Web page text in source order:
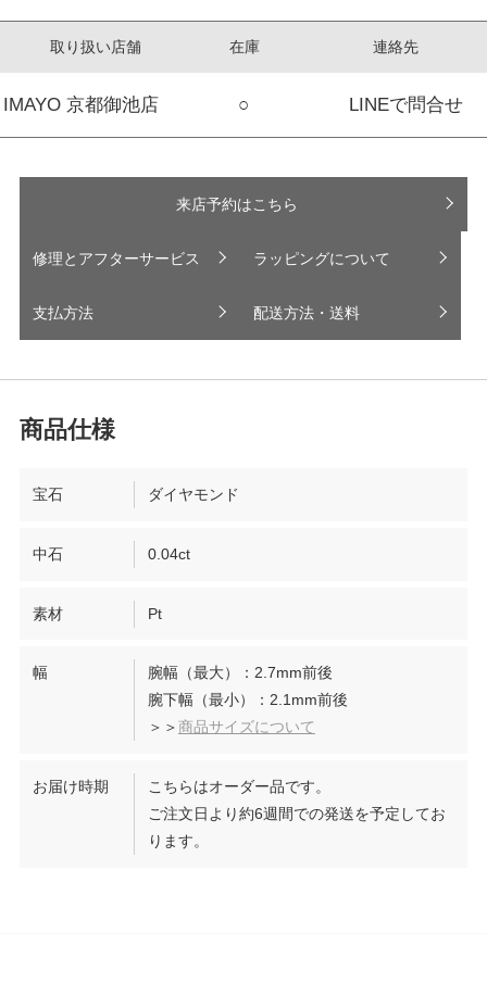
取り扱い店舗 在庫 連絡先
IMAYO 京都御池店 ○ LINEで問合せ
来店予約はこちら
修理とアフターサービス ラッピングについて
支払方法 配送方法・送料
宝石 ダイヤモンド
中石 0.04ct
素材 Pt
幅
腕幅（最大）：2.7mm前後
腕下幅（最小）：2.1mm前後
＞＞商品サイズについて
お届け時期
こちらはオーダー品です。
ご注文日より約6週間での発送を予定してお
ります。